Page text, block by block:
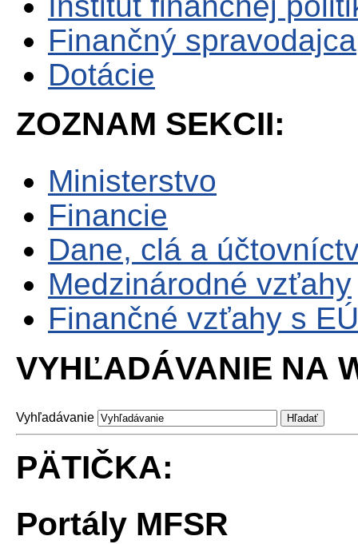
Finančný spravodajca
Dotácie
ZOZNAM SEKCII:
Ministerstvo
Financie
Dane, clá a
Medzinárodné vzťahy
Finančné vzťahy s EÚ
VYHĽADÁVANIE NA
Vyhľadávanie
PÄTIČKA:
Portály MFSR